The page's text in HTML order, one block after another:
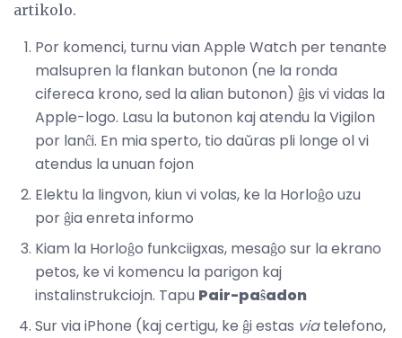
artikolo.
Por komenci, turnu vian Apple Watch per tenante
malsupren la flankan butonon (ne la ronda
cifereca krono, sed la alian butonon) ĝis vi vidas la
Apple-logo. Lasu la butonon kaj atendu la Vigilon
por lanĉi. En mia sperto, tio daŭras pli longe ol vi
atendus la unuan fojon
Elektu la lingvon, kiun vi volas, ke la Horloĝo uzu
por ĝia enreta informo
Kiam la Horloĝo funkciigxas, mesaĝo sur la ekrano
petos, ke vi komencu la parigon kaj
instalinstrukciojn. Tapu Pair-paŝadon
Sur via iPhone (kaj certigu, ke ĝi estas viatelefono,